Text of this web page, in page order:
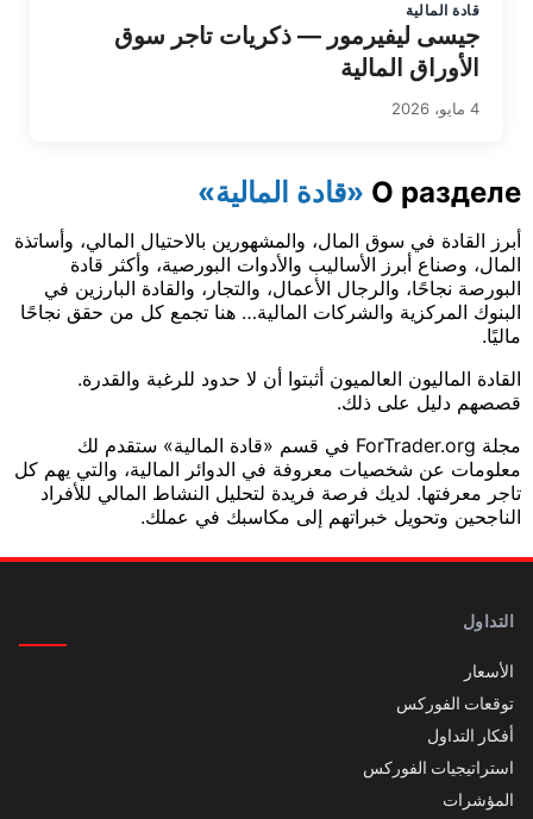
قادة المالية
جيسى ليفيرمور — ذكريات تاجر سوق
الأوراق المالية
4 مايو، 2026
О разделе «قادة المالية»
أبرز القادة في سوق المال، والمشهورين بالاحتيال المالي، وأساتذة
المال، وصناع أبرز الأساليب والأدوات البورصية، وأكثر قادة
البورصة نجاحًا، والرجال الأعمال، والتجار، والقادة البارزين في
البنوك المركزية والشركات المالية… هنا تجمع كل من حقق نجاحًا
ماليًا.
القادة الماليون العالميون أثبتوا أن لا حدود للرغبة والقدرة.
قصصهم دليل على ذلك.
مجلة ForTrader.org في قسم «قادة المالية» ستقدم لك
معلومات عن شخصيات معروفة في الدوائر المالية، والتي يهم كل
تاجر معرفتها. لديك فرصة فريدة لتحليل النشاط المالي للأفراد
الناجحين وتحويل خبراتهم إلى مكاسبك في عملك.
التداول
الأسعار
توقعات الفوركس
أفكار التداول
استراتيجيات الفوركس
المؤشرات